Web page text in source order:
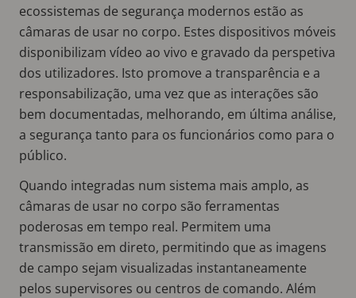
ecossistemas de segurança modernos estão as
câmaras de usar no corpo. Estes dispositivos móveis
disponibilizam vídeo ao vivo e gravado da perspetiva
dos utilizadores. Isto promove a transparência e a
responsabilização, uma vez que as interações são
bem documentadas, melhorando, em última análise,
a segurança tanto para os funcionários como para o
público.
Quando integradas num sistema mais amplo, as
câmaras de usar no corpo são ferramentas
poderosas em tempo real. Permitem uma
transmissão em direto, permitindo que as imagens
de campo sejam visualizadas instantaneamente
pelos supervisores ou centros de comando. Além